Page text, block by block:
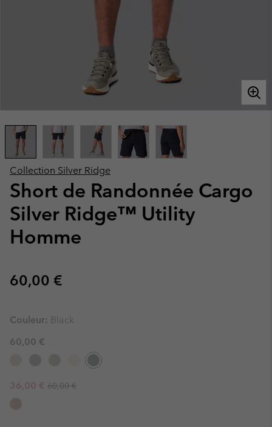
Collection Silver Ridge
Short de Randonnée Cargo
Silver Ridge™ Utility
Homme
Regular price:
60,00 €
Couleur: Black
60,00 €
Sale price:
36,00 € Regular price:
60,00 €